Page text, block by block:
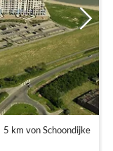
5 km von Schoondijke